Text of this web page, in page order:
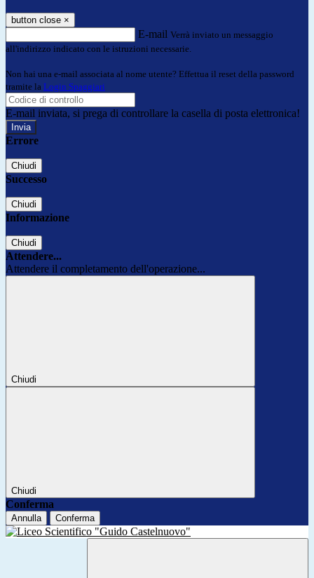
button close ×
E-mail Verrà inviato un messaggio
all'indirizzo indicato con le istruzioni necessarie.
Non hai una e-mail associata al nome utente? Effettua il reset della password
tramite la Login Spaggiari
E-mail inviata, si prega di controllare la casella di posta elettronica!
Errore
Chiudi
Successo
Chiudi
Informazione
Chiudi
Attendere...
Attendere il completamento dell'operazione...
Chiudi
Chiudi
Conferma
Annulla Conferma